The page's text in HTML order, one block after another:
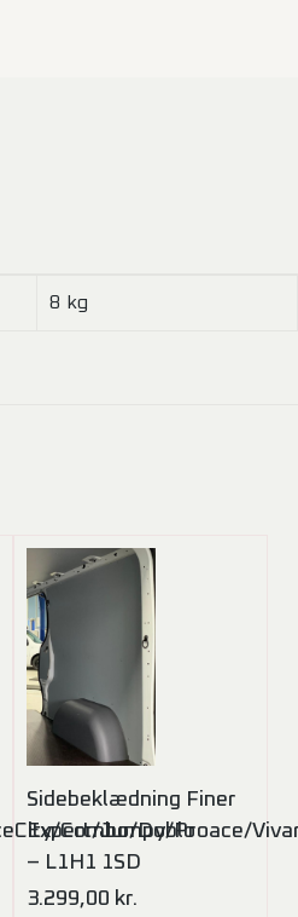
8 kg
Combo/Doblo
Sidebeklædning Finer
Expert/Jumpy/Proace/
– L1H1 1SD
3.299,00 kr.